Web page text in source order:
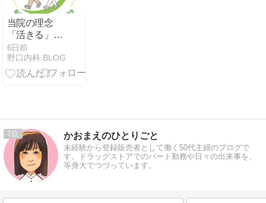
当院の理念
「活きる」を
極めるお手伝
い
6日前
野口内科 BLOG
7 かおまえのひとりごと
未経験から登録販売者として働く50代主婦のブログで
す。ドラッグストアでのパート勤務や日々の出来事を、
等身大でつづっています。